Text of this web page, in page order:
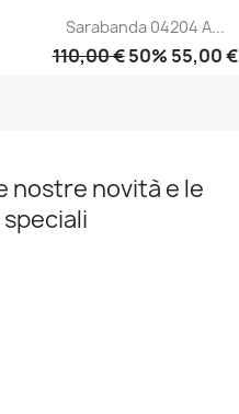
Sarabanda 04204 A...
110,00 €50% 55,00 €
nostre novità e le